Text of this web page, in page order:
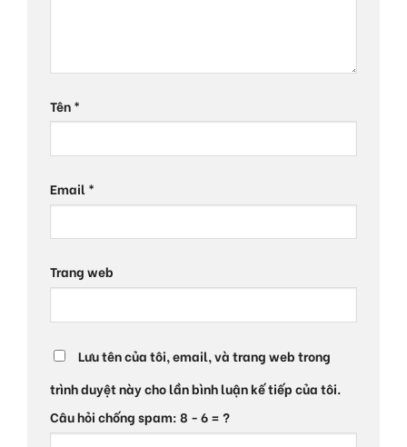
Tên*
Email *
Trang web
Lưu tên của tôi, email, và trang web trong
trình duyệt này cho lần bình luận kế tiếp của tôi.
Câu hỏi chống spam: 8 - 6 = ?